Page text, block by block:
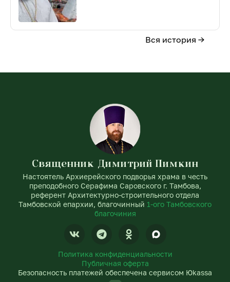
Вся история →
Священник Димитрий Пимкин
Настоятель Архиерейского подворья храма в честь
преподобного Серафима Саровского г. Тамбова,
референт Архитектурно-строительного отдела
Тамбовской епархии, благочинный 1-ого Тамбовского
благочиния
V
k
T
e
e
g
O
d
o
k
Политика конфиденциальности
Публичная оферта
Безопасность платежей обеспечена сервисом Юkassa